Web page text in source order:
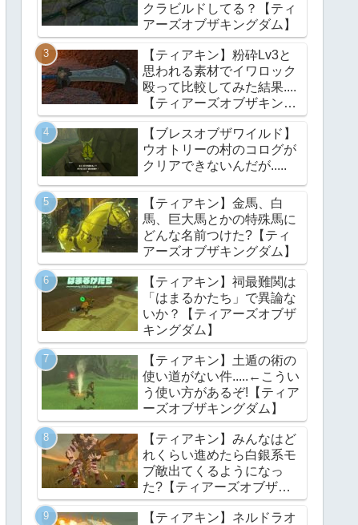
クラビルドしてる？【ティ
アーズオブザキングダム】
【ティアキン】粉砕Lv3と
思われる素材でイワロック
殴って比較してみた結果....
【ティアーズオブザキング
ダム】
【ブレスオブザワイルド】
ウオトリーの村のコログが
クリアできないんだが.....
【ティアキン】金馬、白
馬、巨大馬とかの特殊馬に
どんな名前つけた?【ティ
アーズオブザキングダム】
【ティアキン】祠最難関は
「はまるかたち」で異論な
いか？【ティアーズオブザ
キングダム】
【ティアキン】土遁の術の
使い道がない件.....←こうい
う使い方があるぞ!【ティア
ーズオブザキングダム】
【ティアキン】みんなはど
れくらい進めたら白銀系モ
ブ敵出てくるようになっ
た?【ティアーズオブザキ
ングダム】
【ティアキン】ネルドラオ